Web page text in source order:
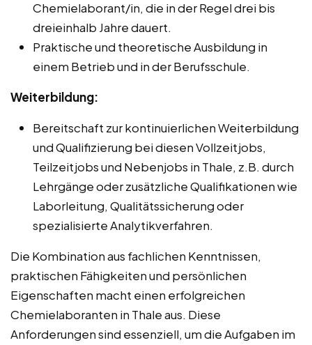
Chemielaborant/in, die in der Regel drei bis
dreieinhalb Jahre dauert.
Praktische und theoretische Ausbildung in
einem Betrieb und in der Berufsschule.
Weiterbildung:
Bereitschaft zur kontinuierlichen Weiterbildung
und Qualifizierung bei diesen Vollzeitjobs,
Teilzeitjobs und Nebenjobs in Thale, z.B. durch
Lehrgänge oder zusätzliche Qualifikationen wie
Laborleitung, Qualitätssicherung oder
spezialisierte Analytikverfahren.
Die Kombination aus fachlichen Kenntnissen,
praktischen Fähigkeiten und persönlichen
Eigenschaften macht einen erfolgreichen
Chemielaboranten in Thale aus. Diese
Anforderungen sind essenziell, um die Aufgaben im